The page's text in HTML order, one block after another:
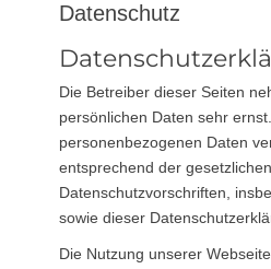
Datenschutz
Die Betreiber dieser Seiten
persönlichen Daten sehr
personenbezogenen Daten
entsprechend der gesetzlichen
Datenschutzvorschriften,
sowie dieser
Die Nutzung unserer